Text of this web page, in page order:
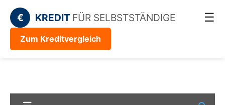
€ KREDIT FÜR SELBSTSTÄNDIGE ☰
Zum Kreditvergleich